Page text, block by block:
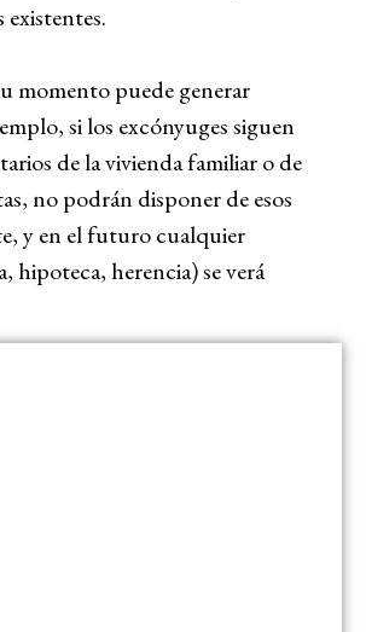
existentes.
momento puede generar
si los excónyuges siguen
de la vivienda familiar o de
no podrán disponer de esos
y en el futuro cualquier
hipoteca, herencia) se verá